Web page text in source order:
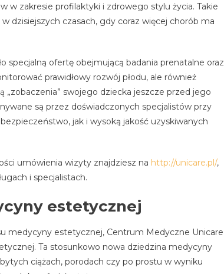
w zakresie profilaktyki i zdrowego stylu życia. Takie
dzisiejszych czasach, gdy coraz więcej chorób ma
specjalną ofertę obejmującą badania prenatalne oraz
prawidłowy rozwój płodu, ale również
swojego dziecka jeszcze przed jego
są przez doświadczonych specjalistów przy
jak i wysoką jakość uzyskiwanych
umówienia wizyty znajdziesz na http://unicare.pl/,
i specjalistach.
estetycznej
medycyny estetycznej, Centrum Medyczne Unicare
Ta stosunkowo nowa dziedzina medycyny
ciążach, porodach czy po prostu w wyniku